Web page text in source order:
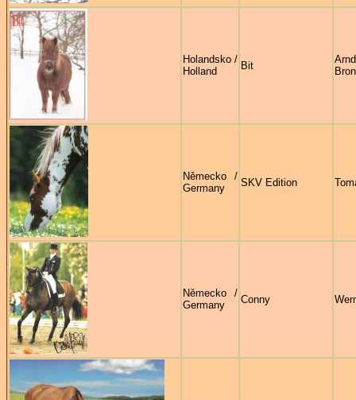
Holandsko /
Holland
Bit
Arnd
Německo /
Germany
SKV Edition
Německo /
Germany
Conny